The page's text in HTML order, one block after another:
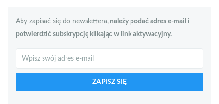
Aby zapisać się do newslettera, należy podać adres e-mail i
potwierdzić subskrypcję klikając w link aktywacyjny.
ZAPISZ SIĘ